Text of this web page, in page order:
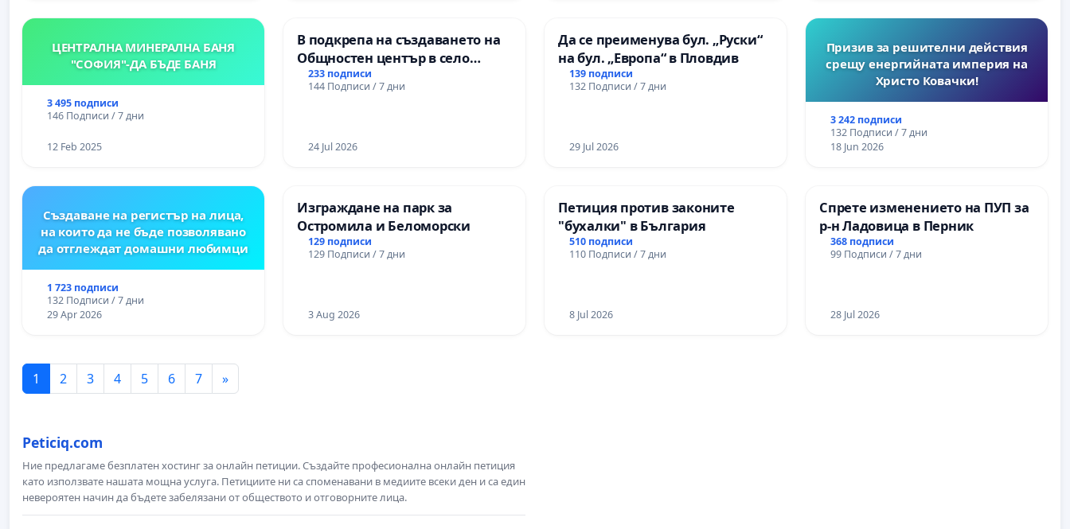
Момин проход
ЦЕНТРАЛНА МИНЕРАЛНА БАНЯ
"СОФИЯ"-ДА БЪДЕ БАНЯ
3 495 подписи
146 Подписи / 7 дни
12 Feb 2025
В подкрепа на създаването на
Общностен център в село
Църква
233 подписи
144 Подписи / 7 дни
24 Jul 2026
Да се преименува бул. „Руски“
на бул. „Европа“ в Пловдив
139 подписи
132 Подписи / 7 дни
29 Jul 2026
Призив за решителни действия
срещу енергийната империя на
Христо Ковачки!
3 242 подписи
132 Подписи / 7 дни
18 Jun 2026
Създаване на регистър на лица,
на които да не бъде позволявано
да отглеждат домашни любимци
1 723 подписи
132 Подписи / 7 дни
29 Apr 2026
Изграждане на парк за
Остромила и Беломорски
129 подписи
129 Подписи / 7 дни
3 Aug 2026
Петиция против законите
"бухалки" в България
510 подписи
110 Подписи / 7 дни
8 Jul 2026
Спрете изменението на ПУП за
р-н Ладовица в Перник
368 подписи
99 Подписи / 7 дни
28 Jul 2026
1 2 3 4 5 6 7 »
Peticiq.com
Ние предлагаме безплатен хостинг за онлайн петиции. Създайте професионална онлайн петиция
като използвате нашата мощна услуга. Петициите ни са споменавани в медиите всеки ден и са един
невероятен начин да бъдете забелязани от обществото и отговорните лица.